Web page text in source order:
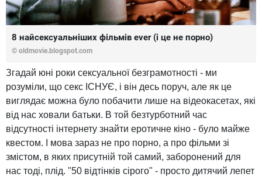
8 найсексуальніших фільмів ever (і це не порно)
© oldmovie.blogspot.com
Згадай юні роки сексуальної безграмотності - ми
розуміли, що секс ІСНУЄ, і він десь поруч, але як це
виглядає можна було побачити лише на відеокасетах, які
від нас ховали батьки. В той безтурботний час
відсутності інтернету знайти еротичне кіно - було майже
квестом. І мова зараз не про порно, а про фільми зі
змістом, в яких присутній той самий, заборонений для
нас тоді, плід. "50 відтінків сірого" - просто дитячий лепет